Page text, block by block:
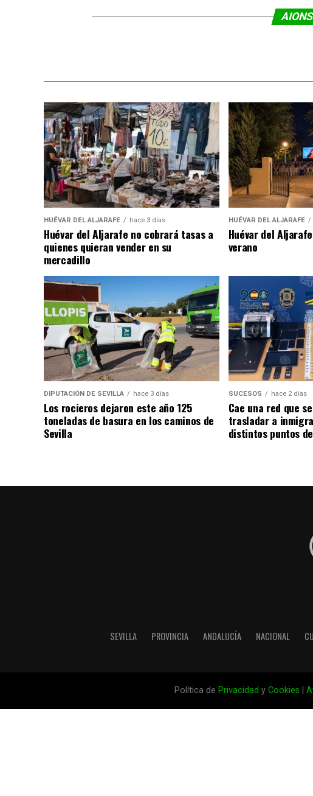
HUÉVAR DEL ALJARAFE hace 3 días
Huévar del Aljarafe no cobrará tasas a
quienes quieran vender en su
mercadillo
HUÉVAR DEL ALJARAFE
Huévar del
verano
DIPUTACIÓN DE SEVILLA hace 3 días
Los rocieros dejaron este año 125
toneladas de basura en los caminos de
Sevilla
SUCESOS hace 2 días
Cae una red que
trasladar a
distintos puntos
SEVILLA PROVINCIA ANDALUCÍA NACIONAL
Política de Privacidad y Cookies